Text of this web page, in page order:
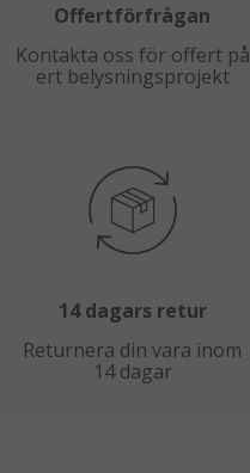
Offertförfrågan
Kontakta oss för offert på
ert belysningsprojekt
14 dagars retur
Returnera din vara inom
14 dagar